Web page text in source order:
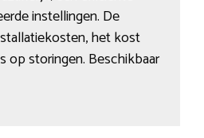
instellingen. De
het kost
op storingen. Beschikbaar